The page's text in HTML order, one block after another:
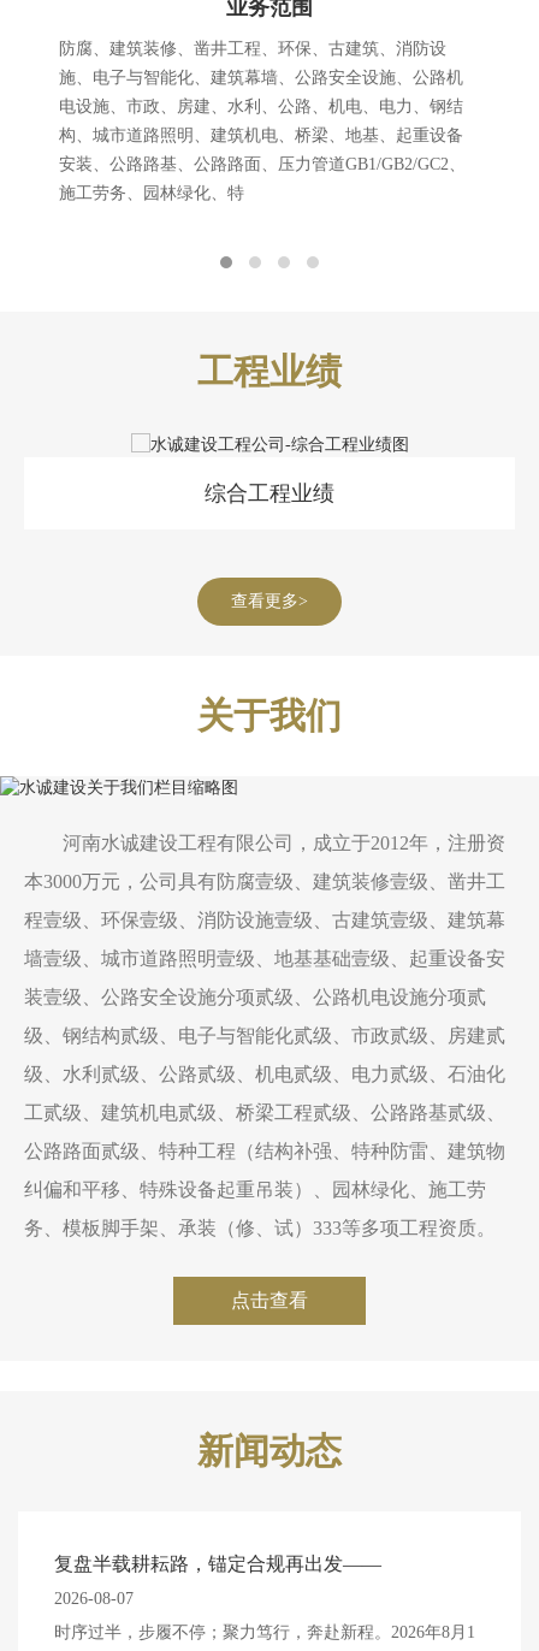
业务范围
防腐、建筑装修、凿井工程、环保、古建筑、消防设
施、电子与智能化、建筑幕墙、公路安全设施、公路机
电设施、市政、房建、水利、公路、机电、电力、钢结
构、城市道路照明、建筑机电、桥梁、地基、起重设备
安装、公路路基、公路路面、压力管道GB1/GB2/GC2、
施工劳务、园林绿化、特
工程业绩
综合工程业绩
查看更多>
关于我们
河南水诚建设工程有限公司，成立于2012年，注册资
本3000万元，公司具有防腐壹级、建筑装修壹级、凿井工
程壹级、环保壹级、消防设施壹级、古建筑壹级、建筑幕
墙壹级、城市道路照明壹级、地基基础壹级、起重设备安
装壹级、公路安全设施分项贰级、公路机电设施分项贰
级、钢结构贰级、电子与智能化贰级、市政贰级、房建贰
级、水利贰级、公路贰级、机电贰级、电力贰级、石油化
工贰级、建筑机电贰级、桥梁工程贰级、公路路基贰级、
公路路面贰级、特种工程（结构补强、特种防雷、建筑物
纠偏和平移、特殊设备起重吊装）、园林绿化、施工劳
务、模板脚手架、承装（修、试）333等多项工程资质。
点击查看
新闻动态
复盘半载耕耘路，锚定合规再出发——
2026-08-07
时序过半，步履不停；聚力笃行，奔赴新程。2026年8月1